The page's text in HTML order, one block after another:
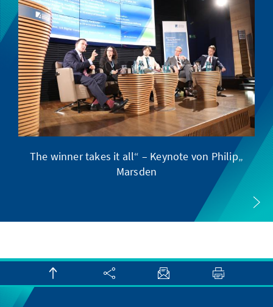
„The winner takes it all“ – Keynote von Philip
Marsden